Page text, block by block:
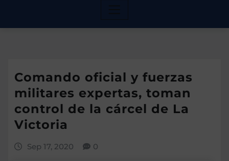
Comando oficial y fuerzas
militares expertas, toman
control de la cárcel de La
Victoria
Sep 17, 2020 0